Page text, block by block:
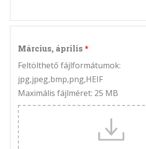
Március, április
Feltölthető fájlformátumok:
jpg,jpeg,bmp,png,HEIF
Maximális fájlméret: 25 MB